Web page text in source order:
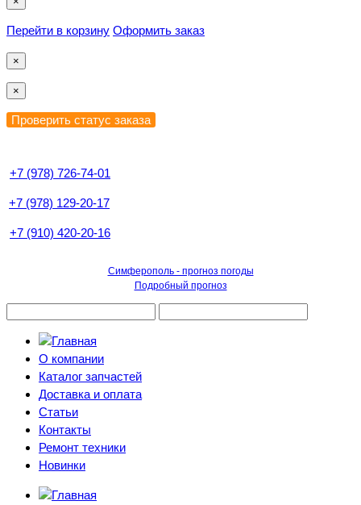
Перейти в корзину Оформить заказ
×
×
+7 (978) 726-74-01
+7 (978) 129-20-17
+7 (910) 420-20-16
Симферополь - прогноз погоды
Подробный прогноз
О компании
Каталог запчастей
Доставка и оплата
Статьи
Контакты
Ремонт техники
Новинки